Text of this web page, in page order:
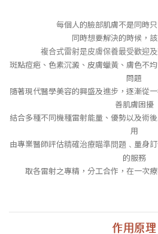
每個人的臉部肌膚不是同時
同時想要解決的時候，
複合式雷射是皮膚保養最受歡迎
斑點痘疤、色素沉澱、皮膚蠟黃、膚色不
問題
隨著現代醫學美容的興盛及進步，逐漸從
善肌膚困擾
結合多種不同機種雷射能量、優勢以及術
用
由專業醫師評估精確治療瞄準問題 ﹑量身
的服務
取各雷射之專精，分工合作，在一次
作用原理